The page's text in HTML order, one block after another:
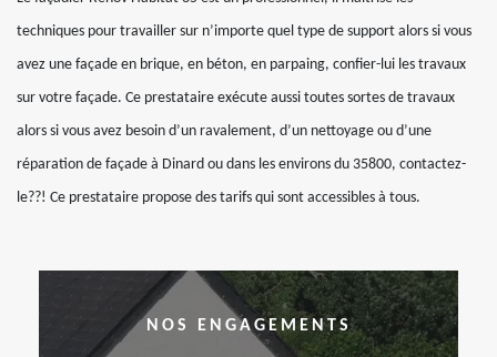
techniques pour travailler sur n’importe quel type de support alors si vous
avez une façade en brique, en béton, en parpaing, confier-lui les travaux
sur votre façade. Ce prestataire exécute aussi toutes sortes de travaux
alors si vous avez besoin d’un ravalement, d’un nettoyage ou d’une
réparation de façade à Dinard ou dans les environs du 35800, contactez-
le??! Ce prestataire propose des tarifs qui sont accessibles à tous.
NOS ENGAGEMENTS